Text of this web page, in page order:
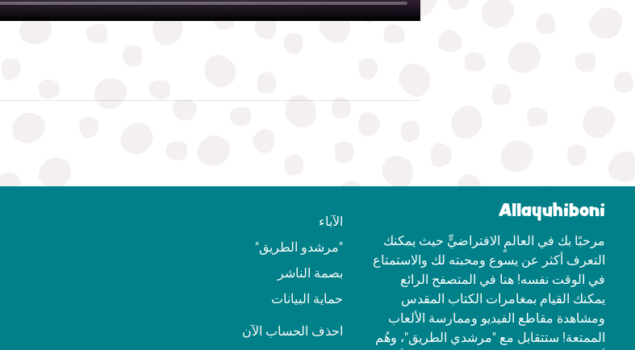
Allayuhiboni
مرحبًا بك في العالمٍ الافتراضيٍّ حيث يمكنك
التعرف أكثر عن يسوع ومحبته لك والاستمتاع
في الوقت نفسه! هنا في المتصفح الرائع
يمكنك القيام بمغامرات الكتاب المقدس
ومشاهدة مقاطع الفيديو وممارسة الألعاب
الممتعة! ستتقابل مع "مرشدي الطريق"، وهُم
الآباء
"مرشدو الطريق"
بصمة الناشر
حماية البيانات
احذف الحساب الآن